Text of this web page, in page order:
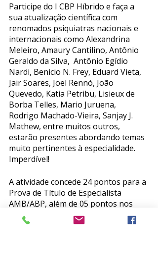
Participe do I CBP Híbrido e faça a
sua atualização científica com
renomados psiquiatras nacionais e
internacionais como Alexandrina
Meleiro, Amaury Cantilino, Antônio
Geraldo da Silva,  Antônio Egídio
Nardi, Benicio N. Frey, Eduard Vieta,
Jair Soares, Joel Rennó, João
Quevedo, Katia Petribu, Lisieux de
Borba Telles, Mario Juruena,
Rodrigo Machado-Vieira, Sanjay J.
Mathew, entre muitos outros,
estarão presentes abordando temas
muito pertinentes à especialidade.
Imperdível!
A atividade concede 24 pontos para a
Prova de Título de Especialista
AMB/ABP, além de 05 pontos nos
certificados de Áreas de Atuação.